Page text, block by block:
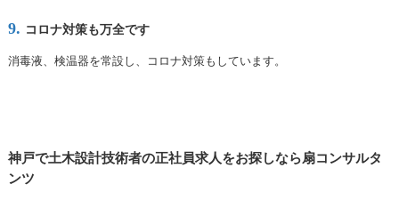
コロナ対策も万全です
消毒液、検温器を常設し、コロナ対策もしています。
神戸で土木設計技術者の正社員求人をお探しなら扇コンサルタ
ンツ